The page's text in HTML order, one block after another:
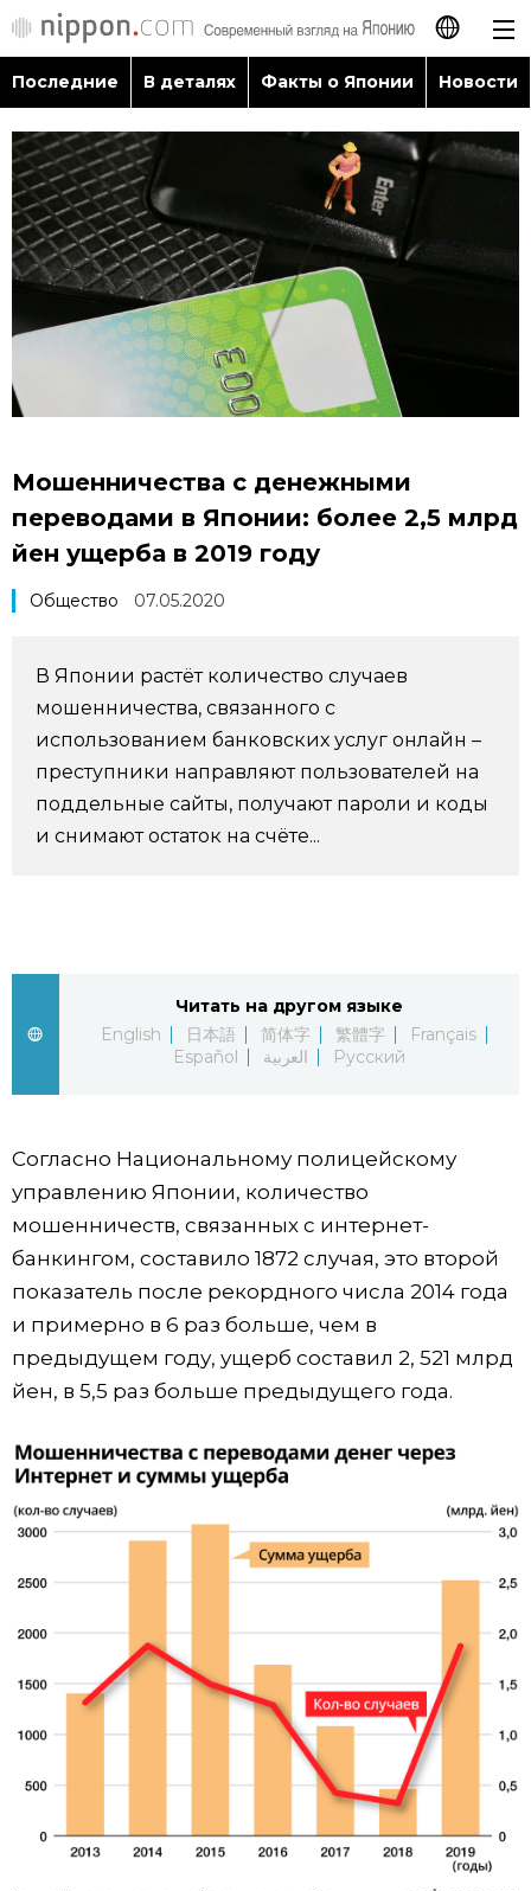
日本語
English
简体字
繁體字
Français
Español
Последние
В деталях
Факты о Японии
Путеводитель по Японии
Фото/Видео
Люди
Блог
Политика
Общество
Культура
Технологии
Токио
Популярные статьи
Японский язык
Японский калейдоскоп
Еда и напитки
official SNS
Последние В деталях Факты о Японии Новости
Мошенничества с денежными
переводами в Японии: более 2,5 млрд
йен ущерба в 2019 году
Общество 07.05.2020
В Японии растёт количество случаев
мошенничества, связанного с
использованием банковских услуг онлайн –
преступники направляют пользователей на
поддельные сайты, получают пароли и коды
и снимают остаток на счёте...
Читать на другом языке
English
日本語 简体字 繁體字
Français
Español
العربية Русский
Согласно Национальному полицейскому
управлению Японии, количество
мошенничеств, связанных с интернет-
банкингом, составило 1872 случая, это второй
показатель после рекордного числа 2014 года
и примерно в 6 раз больше, чем в
предыдущем году, ущерб составил 2, 521 млрд
йен, в 5,5 раз больше предыдущего года.